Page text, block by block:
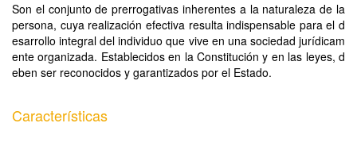
Son el conjunto de prerrogativas inherentes a la naturaleza de la
persona, cuya realización efectiva resulta indispensable para el d
esarrollo integral del individuo que vive en una sociedad jurídicam
ente organizada. Establecidos en la Constitución y en las leyes, d
eben ser reconocidos y garantizados por el Estado.
Características